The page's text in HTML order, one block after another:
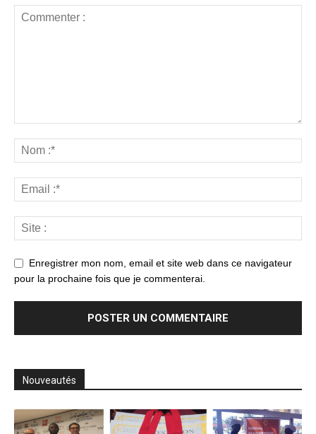
Enregistrer mon nom, email et site web dans ce navigateur
pour la prochaine fois que je commenterai.
Nouveautés